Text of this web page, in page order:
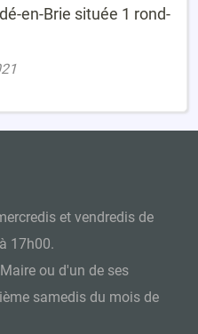
en-Brie située 1 rond-
et vendredis de
17h00.
ou d'un de ses
samedis du mois de